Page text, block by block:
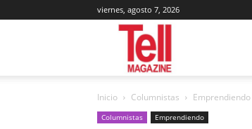
viernes, agosto 7, 2026
Magazine
Inicio Columnistas Emprendiendo
Columnistas Emprendiendo